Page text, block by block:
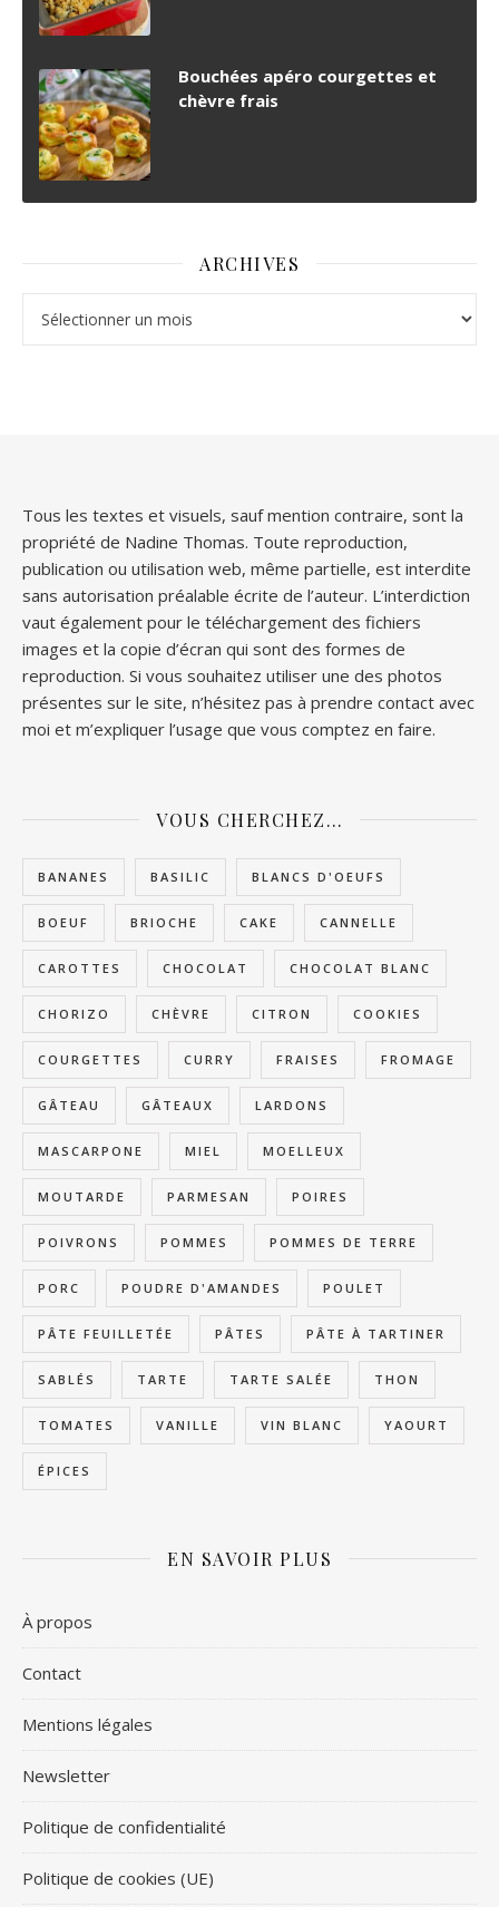
Bouchées apéro courgettes et
chèvre frais
ARCHIVES
Tous les textes et visuels, sauf mention contraire, sont la
propriété de Nadine Thomas. Toute reproduction,
publication ou utilisation web, même partielle, est interdite
sans autorisation préalable écrite de l’auteur. L’interdiction
vaut également pour le téléchargement des fichiers
images et la copie d’écran qui sont des formes de
reproduction. Si vous souhaitez utiliser une des photos
présentes sur le site, n’hésitez pas à prendre contact avec
moi et m’expliquer l’usage que vous comptez en faire.
VOUS CHERCHEZ…
BANANES BASILIC BLANCS D'OEUFS
BOEUF BRIOCHE CAKE CANNELLE
CAROTTES CHOCOLAT CHOCOLAT BLANC
CHORIZO CHÈVRE CITRON COOKIES
COURGETTES CURRY FRAISES FROMAGE
GÂTEAU GÂTEAUX LARDONS
MASCARPONE MIEL MOELLEUX
MOUTARDE PARMESAN POIRES
POIVRONS POMMES POMMES DE TERRE
PORC POUDRE D'AMANDES POULET
PÂTE FEUILLETÉE PÂTES PÂTE À TARTINER
SABLÉS TARTE TARTE SALÉE THON
TOMATES VANILLE VIN BLANC YAOURT
ÉPICES
EN SAVOIR PLUS
À propos
Contact
Mentions légales
Newsletter
Politique de confidentialité
Politique de cookies (UE)